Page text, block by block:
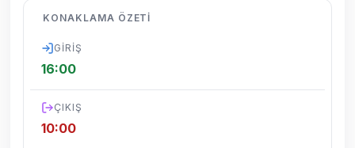
dönemsel olarak altyapı çalışmaları
yapılabilmektedir. Bu çalışma nedeniyle yol
KONAKLAMA ÖZETI
GIRIŞ
16:00
ÇIKIŞ
10:00